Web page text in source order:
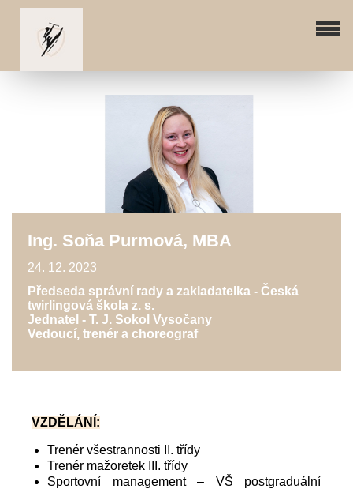
Ing. Soňa Purmová, MBA
24. 12. 2023
Předseda správní rady a zakladatelka - Česká
twirlingová škola z. s.
Jednatel - T. J. Sokol Vysočany
Vedoucí, trenér a choreograf
VZDĚLÁNÍ:
Trenér všestrannosti II. třídy
Trenér mažoretek III. třídy
Sportovní management – VŠ postgraduální